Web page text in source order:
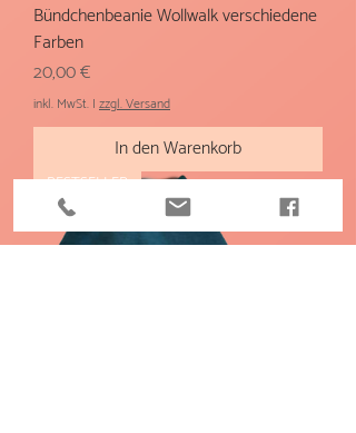
Bündchenbeanie Wollwalk verschiedene
Farben
Preis
20,00 €
inkl. MwSt. | zzgl. Versand
In den Warenkorb
BESTSELLER